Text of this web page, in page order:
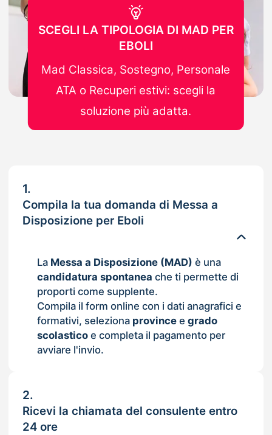
1.
Compila la tua domanda di Messa a
Disposizione per Eboli
La Messa a Disposizione (MAD) è una
candidatura spontanea che ti permette di
proporti come supplente.
Compila il form online con i dati anagrafici e
formativi, seleziona provincee grado
scolasticoe completa il pagamento per
avviare l'invio.
2.
Ricevi la chiamata del consulente entro
24 ore
SCEGLI LA TIPOLOGIA DI MAD PER
EBOLI
Mad Classica, Sostegno, Personale
ATA o Recuperi estivi: scegli la
soluzione più adatta.